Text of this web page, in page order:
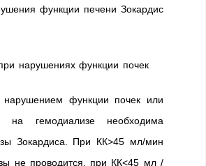
функции печени Зокардис
нарушениях функции почек
функции почек или
на гемодиализе необходима
Зокардиса. При КК>45 мл/мин
не проводится, при КК<45 мл /